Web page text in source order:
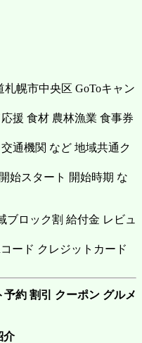
幌市中央区 GoToキャン
援 食材 農林漁業 食事券
通機関 など 地域共通ク
始スタート 開始時期 な
ブロック割 給付金 レビュ
ード クレジットカード
約 割引 クーポン グルメ
介